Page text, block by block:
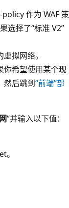
作为 WAF 策
选择了“标准 V2”
拟网络。
你希望使用某个现
然后跳到“前端”部
”并输入以下值：
。